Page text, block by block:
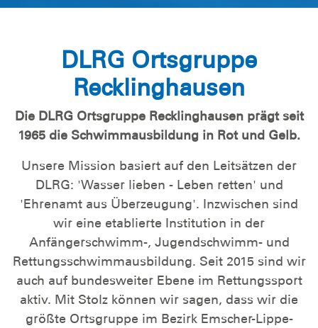
DLRG Ortsgruppe
Recklinghausen
Die DLRG Ortsgruppe Recklinghausen prägt seit
1965 die Schwimmausbildung in Rot und Gelb.
Unsere Mission basiert auf den Leitsätzen der
DLRG: 'Wasser lieben - Leben retten' und
'Ehrenamt aus Überzeugung'. Inzwischen sind
wir eine etablierte Institution in der
Anfängerschwimm-, Jugendschwimm- und
Rettungsschwimmausbildung. Seit 2015 sind wir
auch auf bundesweiter Ebene im Rettungssport
aktiv. Mit Stolz können wir sagen, dass wir die
größte Ortsgruppe im Bezirk Emscher-Lippe-